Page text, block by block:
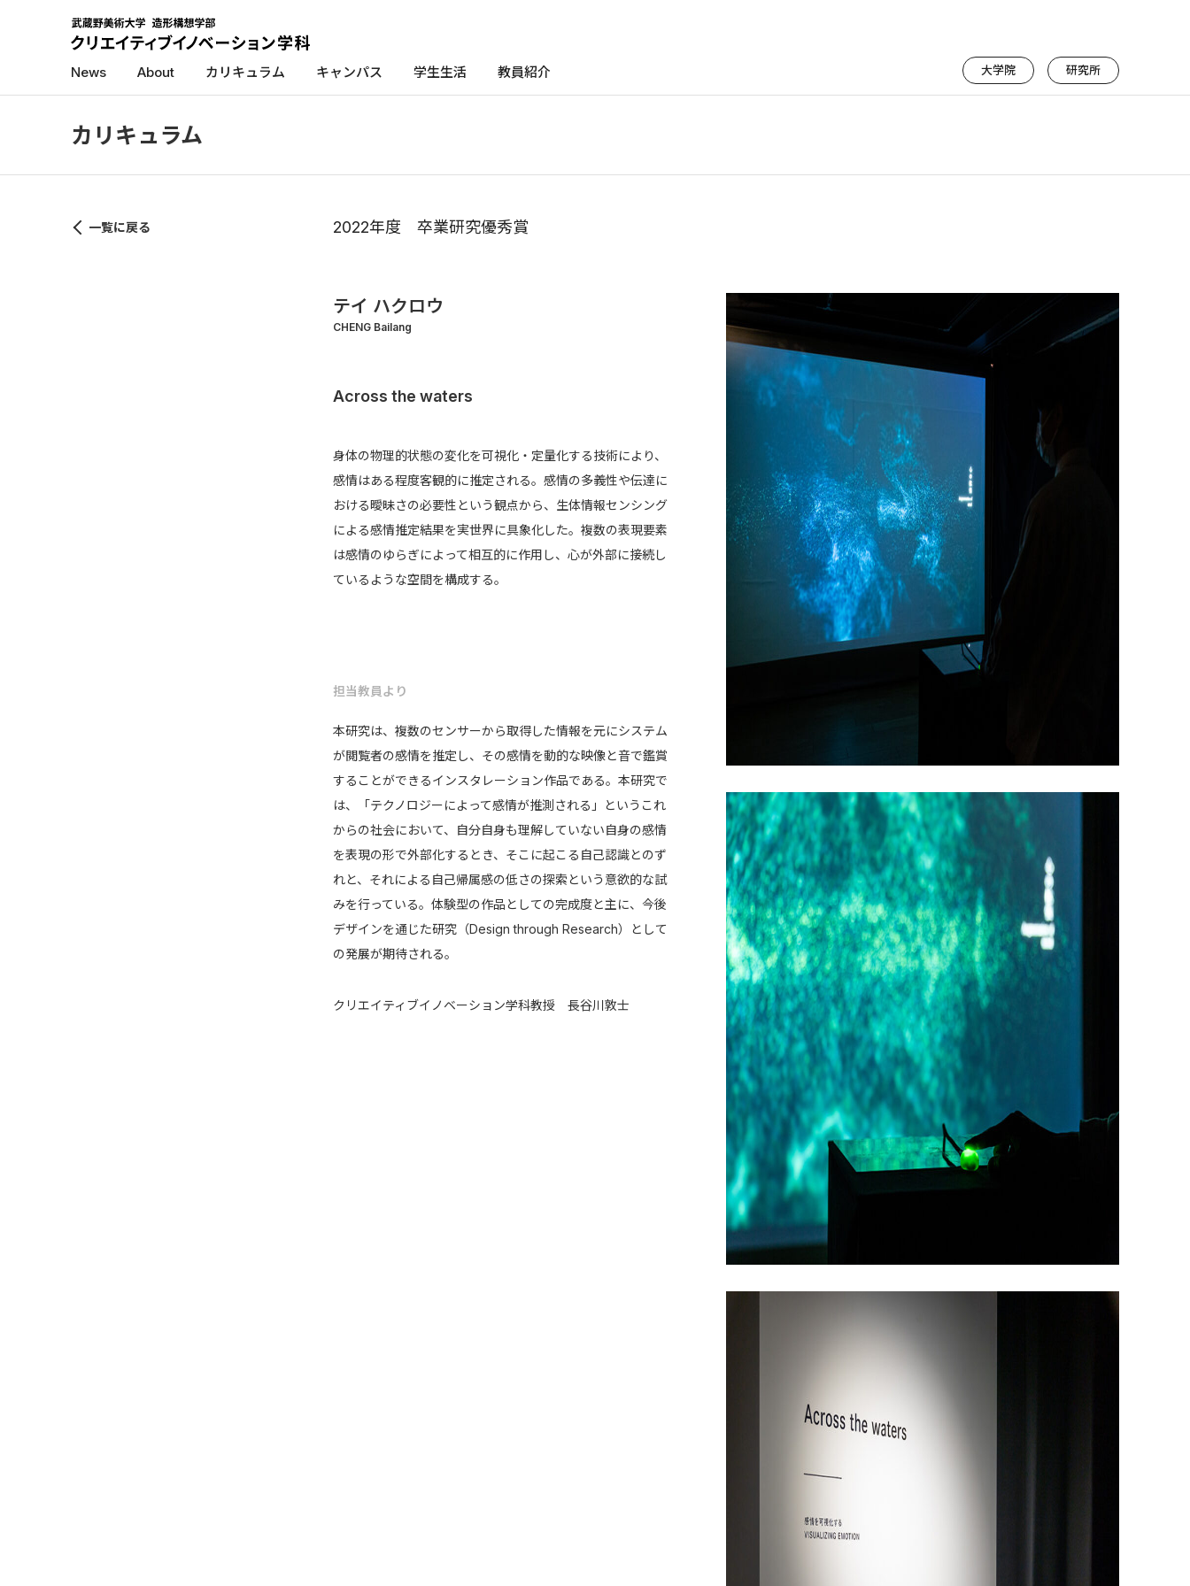
News About カリキュラム キャンパス 学生生活 教員紹介 大学院 研究所
カリキュラム
一覧に戻る 2022年度 卒業研究優秀賞
テイ ハクロウ
CHENG Bailang
Across the waters
身体の物理的状態の変化を可視化・定量化する技術により、
感情はある程度客観的に推定される。感情の多義性や伝達に
おける曖昧さの必要性という観点から、生体情報センシング
による感情推定結果を実世界に具象化した。複数の表現要素
は感情のゆらぎによって相互的に作用し、心が外部に接続し
ているような空間を構成する。
担当教員より
本研究は、複数のセンサーから取得した情報を元にシステム
が閲覧者の感情を推定し、その感情を動的な映像と⾳で鑑賞
することができるインスタレーション作品である。本研究で
は、「テクノロジーによって感情が推測される」というこれ
からの社会において、⾃分⾃⾝も理解していない⾃⾝の感情
を表現の形で外部化するとき、そこに起こる⾃⼰認識とのず
れと、それによる⾃⼰帰属感の低さの探索という意欲的な試
みを⾏っている。体験型の作品としての完成度と主に、今後
デザインを通じた研究（Design through Research）として
の発展が期待される。
クリエイティブイノベーション学科教授 ⻑⾕川敦士